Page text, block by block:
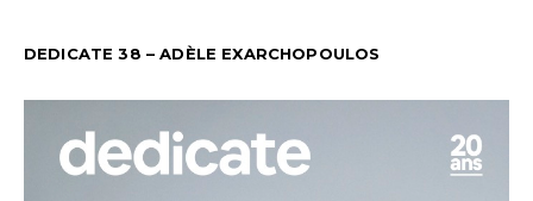
DEDICATE 38 – ADÈLE EXARCHOPOULOS